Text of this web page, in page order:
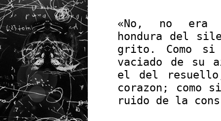
«No, no era
hondura del
grito. Como
vaciado de su
el del
corazon; como
ruido de la